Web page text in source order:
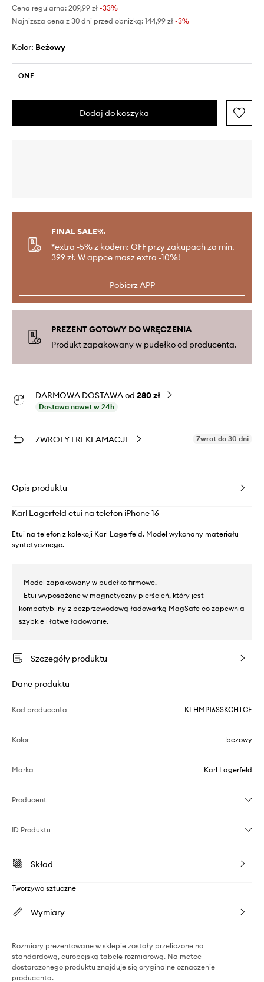
Cena regularna: 209,99 zł -33%
Najniższa cena z 30 dni przed obniżką: 144,99 zł -3%
Kolor: beżowy
ONE
Dodaj do koszyka
FINAL SALE%
*extra -5% z kodem: OFF przy zakupach za min.
399 zł. W appce masz extra -10%!
Pobierz APP
PREZENT GOTOWY DO WRĘCZENIA
Produkt zapakowany w pudełko od producenta.
DARMOWA DOSTAWA od 280 zł
Dostawa nawet w 24h
ZWROTY I REKLAMACJE Zwrot do 30 dni
Opis produktu
Karl Lagerfeld etui na telefon iPhone 16
Etui na telefon z kolekcji Karl Lagerfeld. Model wykonany materiału
syntetycznego.
- Model zapakowany w pudełko firmowe.
- Etui wyposażone w magnetyczny pierścień, który jest
kompatybilny z bezprzewodową ładowarką MagSafe co zapewnia
szybkie i łatwe ładowanie.
Szczegóły produktu
Dane produktu
Kod producenta KLHMP16SSKCHTCE
Kolor beżowy
Marka Karl Lagerfeld
Producent
ID Produktu
Skład
Tworzywo sztuczne
Wymiary
Rozmiary prezentowane w sklepie zostały przeliczone na
standardową, europejską tabelę rozmiarową. Na metce
dostarczonego produktu znajduje się oryginalne oznaczenie
producenta.